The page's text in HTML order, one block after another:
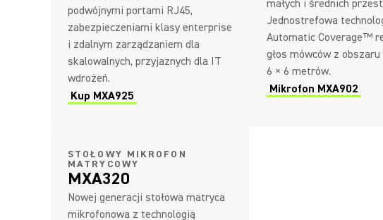
podwójnymi portami RJ45,
zabezpieczeniami klasy enterprise
i zdalnym zarządzaniem dla
skalowalnych, przyjaznych dla IT
wdrożeń.
Kup MXA925
małych i średnich
Jednostrefowa
Automatic Coverage™
głos mówców z
6 × 6 metrów.
Mikrofon MXA902
STOŁOWY MIKROFON
MATRYCOWY
MXA320
Nowej generacji stołowa matryca
mikrofonowa z technologią